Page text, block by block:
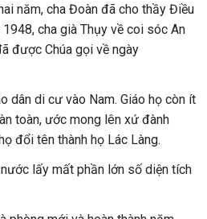
năm, cha Đoàn đã cho thầy Điều
cha già Thụy về coi sóc An
được Chúa gọi về ngày
dân di cư vào Nam. Giáo họ còn ít
toàn, ước mong lên xứ đành
đổi tên thành họ Lác Làng.
lấy mất phần lớn số diện tích